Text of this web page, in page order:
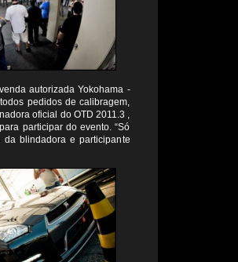
autorizada Yokohama -
pedidos de calibragem,
oficial do OTD 2011.3 ,
participar do evento. “Só
da blindadora e participante